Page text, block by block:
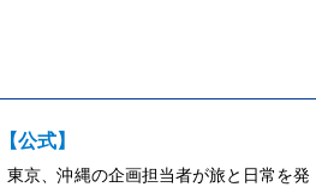
公式】
東京、沖縄の企画担当者が旅と日常を発